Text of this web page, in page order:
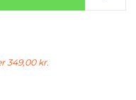
349,00 kr.